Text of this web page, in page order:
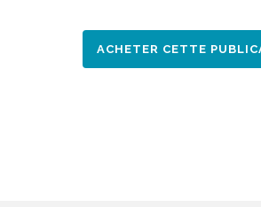
ACHETER CETTE